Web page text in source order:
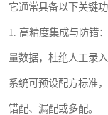
它通常具备以下关键功
1. 高精度集成与防错
量数据，杜绝人工录入
系统可预设配方标准
错配、漏配或多配。